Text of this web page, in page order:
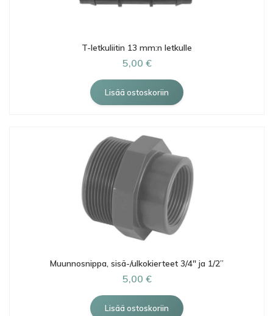
T-letkuliitin 13 mm:n letkulle
5,00 €
Muunnosnippa, sisä-/ulkokierteet 3/4" ja 1/2”
5,00 €